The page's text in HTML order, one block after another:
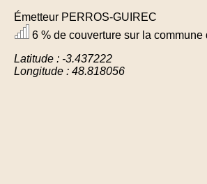
Émetteur PERROS-GUIREC
6 % de couverture sur la commune
Latitude : -3.437222
Longitude : 48.818056